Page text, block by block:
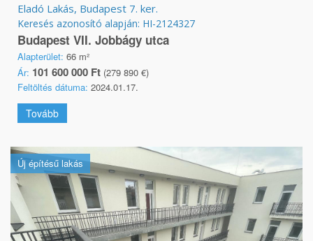
Eladó Lakás, Budapest 7. ker.
Keresés azonosító alapján: HI-2124327
Budapest VII. Jobbágy utca
Alapterület: 66 m²
Ár: 101 600 000 Ft (279 890 €)
Feltöltés dátuma: 2024.01.17.
Tovább
Új építésű lakás